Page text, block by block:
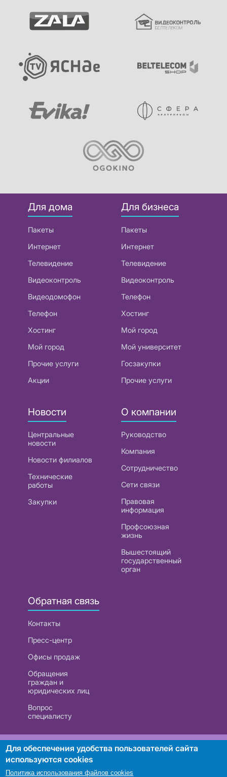
Для дома
Пакеты
Интернет
Телевидение
Видеоконтроль
Видеодомофон
Телефон
Хостинг
Мой город
Прочие услуги
Акции
Для бизнеса
Пакеты
Интернет
Телевидение
Видеоконтроль
Телефон
Хостинг
Мой город
Мой университет
Госзакупки
Прочие услуги
Новости
Центральные
новости
Новости филиалов
Технические
работы
Закупки
О компании
Руководство
Компания
Сотрудничество
Сети связи
Правовая
информация
Профсоюзная
жизнь
Вышестоящий
государственный
орган
Обратная связь
Контакты
Пресс-центр
Офисы продаж
Обращения
граждан и
юридических лиц
Вопрос
специалисту
РУП «Белтелеком». УНП 101007741
Для обеспечения удобства пользователей сайта
используются cookies
Политика использования файлов cookies